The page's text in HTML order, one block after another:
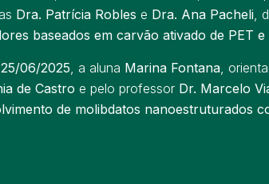
Dra. Patrícia Robles e Dra. Ana Pacheli,
baseados em carvão ativado de PET
25/06/2025 , a aluna Marina Fontana ,
de Castro e pelo professor Dr. Marcelo
de molibdatos nanoestruturados